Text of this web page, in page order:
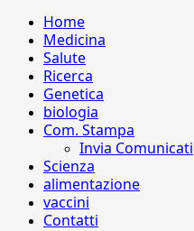
Home
Medicina
Salute
Ricerca
Genetica
biologia
Com. Stampa
Invia Comunicati
Scienza
alimentazione
vaccini
Contatti